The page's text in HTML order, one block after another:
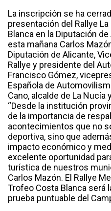
La inscripción se ha
presentación del Rallye
Blanca en la Diputación
esta mañana Carlos
Diputación de Alicante,
Rallye y presidente del
Francisco Gómez,
Española de
Cano, alcalde de La Nucía
“Desde la institución
de la importancia de
acontecimientos que no
deportiva, sino que
impacto económico y
excelente oportunidad
turística de nuestros
Carlos Mazón. El Rallye
Trofeo Costa Blanca será
prueba puntuable del